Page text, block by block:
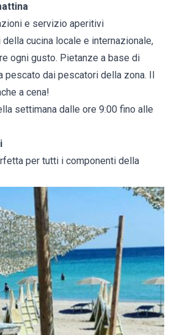
e servizio aperitivi
cucina locale e internazionale,
ogni gusto. Pietanze a base di
dai pescatori della zona. Il
a cena!
settimana dalle ore 9:00 fino alle
per tutti i componenti della